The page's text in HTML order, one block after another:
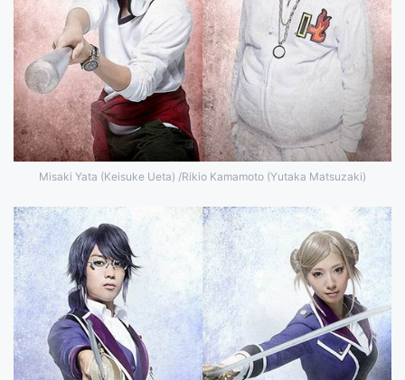
Misaki Yata (Keisuke Ueta) /Rikio Kamamoto (Yutaka Matsuzaki)